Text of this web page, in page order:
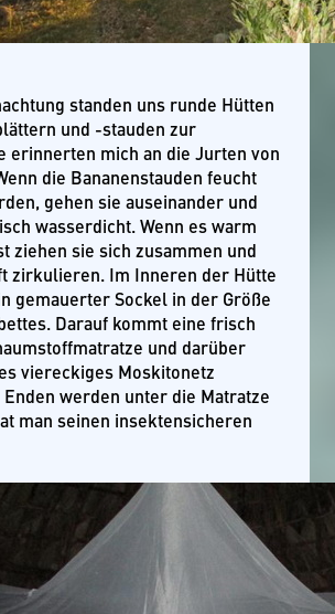
standen uns runde Hütten
und -stauden zur
erinnerten mich an die Jurten von
die Bananenstauden feucht
gehen sie auseinander und
wasserdicht. Wenn es warm
ziehen sie sich zusammen und
zirkulieren. Im Inneren der Hütte
gemauerter Sockel in der Größe
Darauf kommt eine frisch
und darüber
viereckiges Moskitonetz
Enden werden unter die Matratze
man seinen insektensicheren